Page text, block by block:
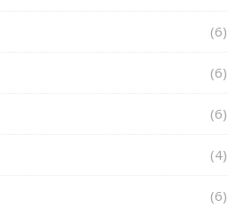
(6)
(6)
(6)
(4)
(6)